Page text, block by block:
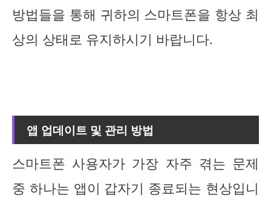
방법들을 통해 귀하의 스마트폰을 항상 최
상의 상태로 유지하시기 바랍니다.
앱 업데이트 및 관리 방법
스마트폰 사용자가 가장 자주 겪는 문제
중 하나는 앱이 갑자기 종료되는 현상입니